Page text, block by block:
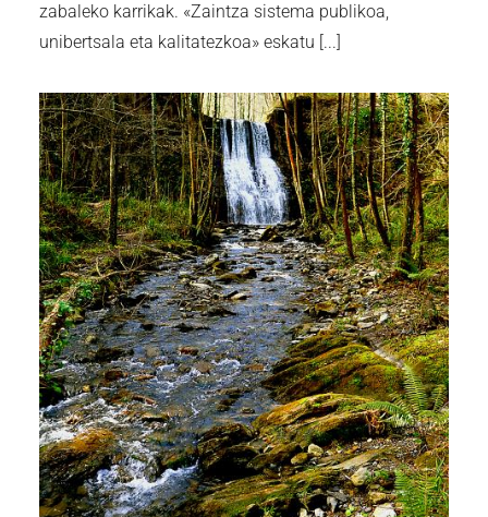
zabaleko karrikak. «Zaintza sistema publikoa,
unibertsala eta kalitatezkoa» eskatu [...]